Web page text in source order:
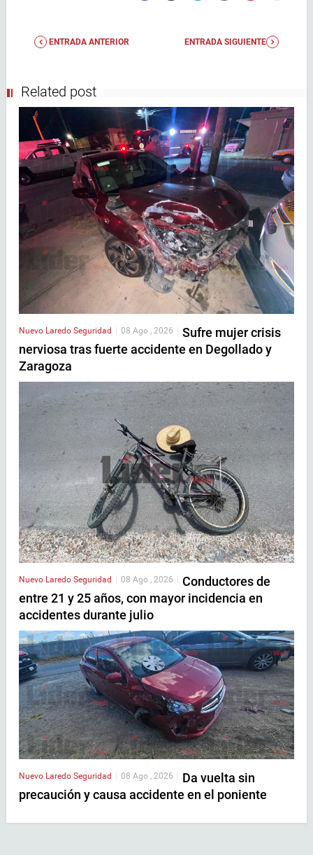
ENTRADA ANTERIOR ENTRADA SIGUIENTE
Related post
Nuevo Laredo Seguridad | 08 Ago , 2026 | Sufre mujer crisis
nerviosa tras fuerte accidente en Degollado y
Zaragoza
Nuevo Laredo Seguridad 08 Ago , 2026
Conductores de
entre 21 y 25 años, con mayor incidencia en
accidentes durante julio
Nuevo Laredo Seguridad | 08 Ago , 2026 | Da vuelta sin
precaución y causa accidente en el poniente